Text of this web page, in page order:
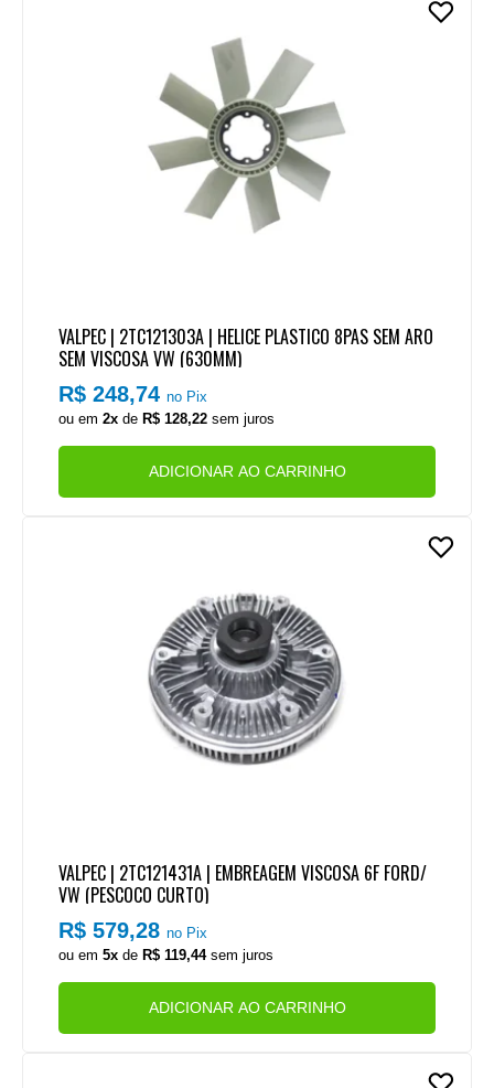
VALPEC | 2TC121303A | HELICE PLASTICO 8PAS SEM ARO
SEM VISCOSA VW (630MM)
R$ 248,74no Pix
ou em2x de R$ 128,22 sem juros
ADICIONAR AO CARRINHO
VALPEC | 2TC121431A | EMBREAGEM VISCOSA 6F FORD/
VW (PESCOCO CURTO)
R$ 579,28no Pix
ou em5x deR$ 119,44sem juros
ADICIONAR AO CARRINHO